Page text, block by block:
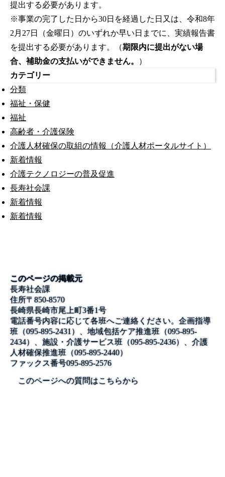
提出する必要があります。
※事業の完了した日から30日を経過した日又は、令和8年
2月27日（金曜日）のいずれか早い日までに、実績報告書
を提出する必要があります。（期限内に提出がない場
合、補助金の支払いができません。
）
カテゴリー
分類
福祉・保健
福祉
高齢者・介護保険
介護人材確保の取組の情報（介護人材ポータルサイト）
新着情報
介護テクノロジーの普及促進
長寿社会課
新着情報
新着情報
このページの掲載元
長寿社会課
住所〒850-8570
長崎県長崎市尾上町3番1号
電話番号内容に応じて各班へご連絡ください。企画指導
班（095-895-2431）、地域包括ケア推進班（095-895-
2434）、施設・介護サービス班（095-895-2436）、介護
人材確保推進班（095-895-2440）
ファックス番号095-895-2576
このページへの質問はこちらから